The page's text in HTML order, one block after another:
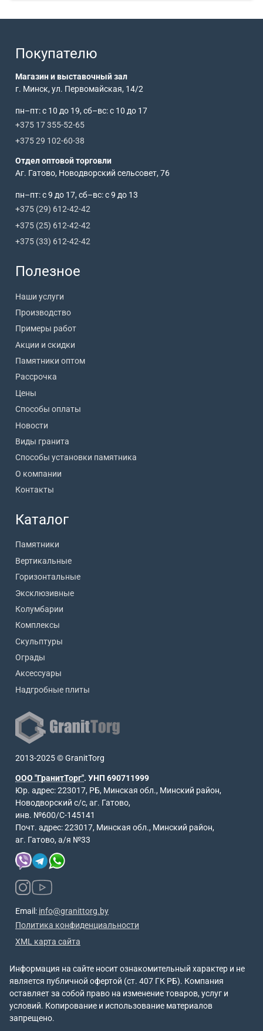
2013-2025 © GranitTorg
ООО "ГранитТорг". УНП 690711999
Юр. адрес: 223017, РБ, Минская обл., Минский район,
Новодворский с/с, аг. Гатово,
инв. №600/С-145141
Почт. адрес: 223017, Минская обл., Минский район,
аг. Гатово, а/я №33
Email: info@granittorg.by
Политика конфиденциальности
XML карта сайта
Каталог
Памятники
Вертикальные
Горизонтальные
Эксклюзивные
Колумбарии
Комплексы
Скульптуры
Ограды
Аксессуары
Надгробные плиты
Полезное
Наши услуги
Производство
Примеры работ
Акции и скидки
Памятники оптом
Рассрочка
Цены
Способы оплаты
Новости
Виды гранита
Способы установки памятника
О компании
Контакты
Покупателю
Магазин и выставочный зал
г. Минск, ул. Первомайская, 14/2
пн–пт: с 10 до 19, сб–вс: с 10 до 17
+375 17 355-52-65
+375 29 102-60-38
Отдел оптовой торговли
Аг. Гатово, Новодворский сельсовет, 76
пн–пт: с 9 до 17, сб–вс: с 9 до 13
+375 (29) 612-42-42
+375 (25) 612-42-42
+375 (33) 612-42-42
Информация на сайте носит ознакомительный характер и не
является публичной офертой (ст. 407 ГК РБ). Компания
оставляет за собой право на изменение товаров, услуг и
условий. Копирование и использование материалов
запрещено.